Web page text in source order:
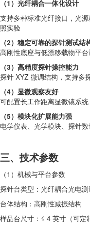
（1）光纤耦合一体化设计
支持多种标准光纤接口，光
照实验
（2）稳定可靠的探针测试结
高刚性底座与低漂移载物平
（3）高精度探针操控能力
探针 XYZ 微调结构，支持多
（4）显微观察友好
可配置长工作距离显微镜系
（5）模块化扩展能力强
电学仪表、光学模块、探针
三、技术参数
（1）机械与平台参数
探针台类型：光纤耦合光电
台体结构：高刚性减振结构
样品台尺寸：≤ 4 英寸（可定